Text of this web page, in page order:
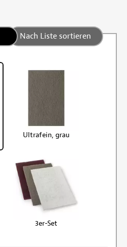
Nach Liste sortieren
Ultrafein, grau
3er-Set